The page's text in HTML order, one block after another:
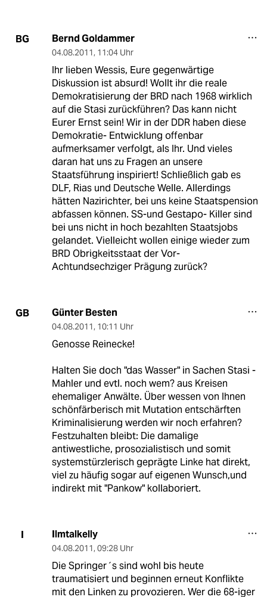
BG Bernd Goldammer
04.08.2011, 11:04 Uhr
Ihr lieben Wessis, Eure gegenwärtige
Diskussion ist absurd! Wollt ihr die reale
Demokratisierung der BRD nach 1968 wirklich
auf die Stasi zurückführen? Das kann nicht
Eurer Ernst sein! Wir in der DDR haben diese
Demokratie- Entwicklung offenbar
aufmerksamer verfolgt, als Ihr. Und vieles
daran hat uns zu Fragen an unsere
Staatsführung inspiriert! Schließlich gab es
DLF, Rias und Deutsche Welle. Allerdings
hätten Nazirichter, bei uns keine Staatspension
abfassen können. SS-und Gestapo- Killer sind
bei uns nicht in hoch bezahlten Staatsjobs
gelandet. Vielleicht wollen einige wieder zum
BRD Obrigkeitsstaat der Vor-
Achtundsechziger Prägung zurück?
GB Günter Besten
04.08.2011, 10:11 Uhr
Genosse Reinecke!
Halten Sie doch "das Wasser" in Sachen Stasi -
Mahler und evtl. noch wem? aus Kreisen
ehemaliger Anwälte. Über wessen von Ihnen
schönfärberisch mit Mutation entschärften
Kriminalisierung werden wir noch erfahren?
Festzuhalten bleibt: Die damalige
antiwestliche, prosozialistisch und somit
systemstürzlerisch geprägte Linke hat direkt,
viel zu häufig sogar auf eigenen Wunsch,und
indirekt mit "Pankow" kollaboriert.
I Ilmtalkelly
04.08.2011, 09:28 Uhr
Die Springer´s sind wohl bis heute
traumatisiert und beginnen erneut Konflikte
mit den Linken zu provozieren. Wer die 68-iger